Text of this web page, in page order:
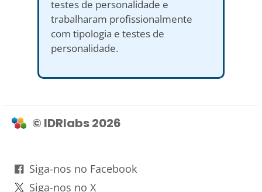
testes de personalidade e
trabalharam profissionalmente
com tipologia e testes de
personalidade.
© IDRlabs 2026
Siga-nos no Facebook
Siga-nos no X